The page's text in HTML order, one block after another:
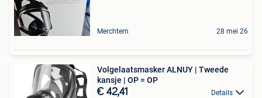
Merchtem 28 mei 26
Volgelaatsmasker ALNUY | Tweede
kansje | OP = OP
€ 42,41 Details